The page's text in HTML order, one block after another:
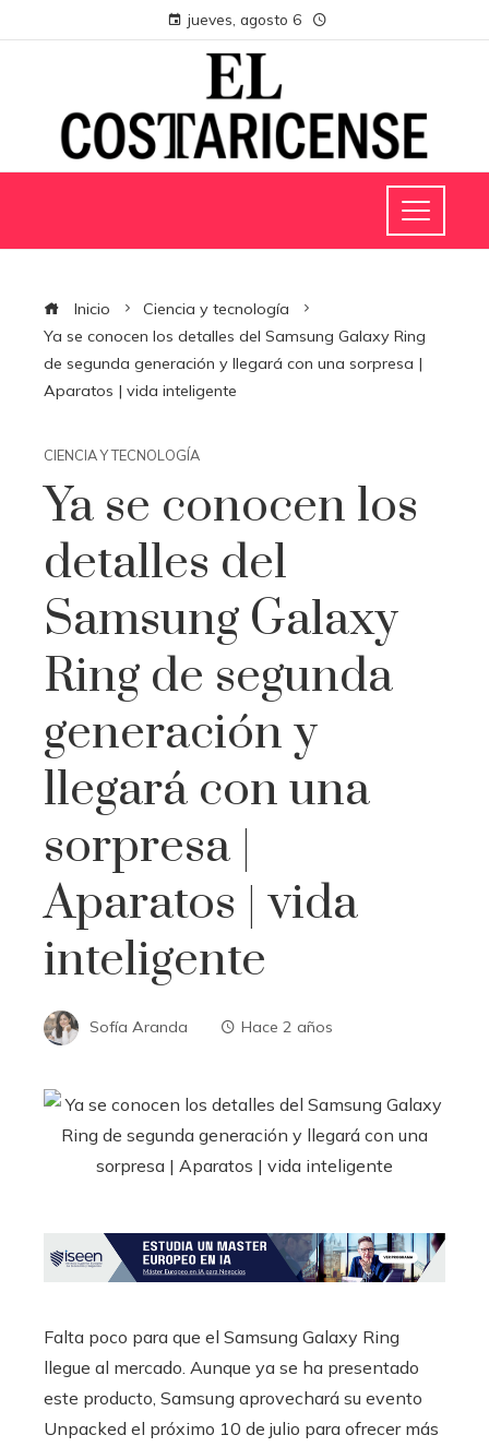
jueves, agosto 6
Inicio
Ciencia y tecnología
Ya se conocen los detalles del Samsung Galaxy Ring
de segunda generación y llegará con una sorpresa |
Aparatos | vida inteligente
CIENCIA Y TECNOLOGÍA
Ya se conocen los
detalles del
Samsung Galaxy
Ring de segunda
generación y
llegará con una
sorpresa |
Aparatos | vida
inteligente
Sofía Aranda Hace 2 años
Falta poco para que el Samsung Galaxy Ring
llegue al mercado. Aunque ya se ha presentado
este producto, Samsung aprovechará su evento
Unpacked el próximo 10 de julio para ofrecer más